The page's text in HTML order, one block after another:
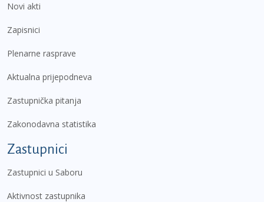
Novi akti
Zapisnici
Plenarne rasprave
Aktualna prijepodneva
Zastupnička pitanja
Zakonodavna statistika
Zastupnici
Zastupnici u Saboru
Aktivnost zastupnika